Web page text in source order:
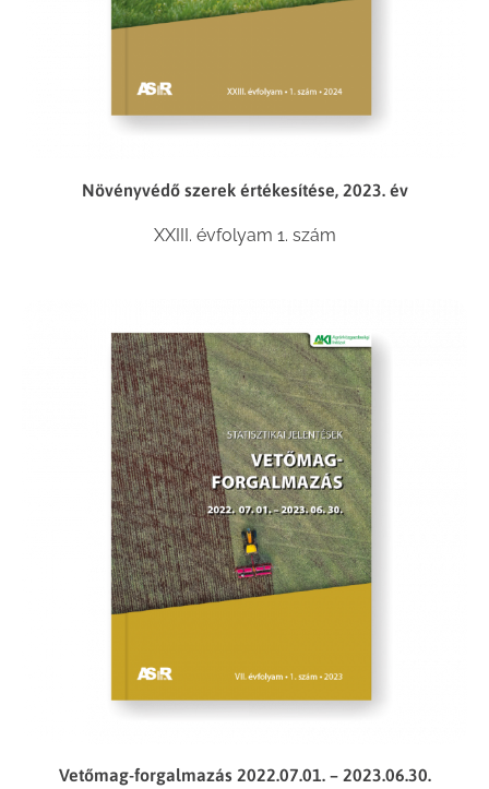
Növényvédő szerek értékesítése, 2023. év
XXIII. évfolyam 1. szám
Vetőmag-forgalmazás 2022.07.01. – 2023.06.30.